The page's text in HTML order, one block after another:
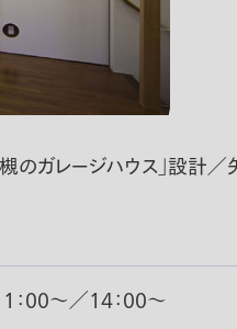
のガレージハウス」設計
：00〜／14：00〜